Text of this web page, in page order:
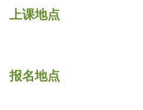
上课地点
报名地点